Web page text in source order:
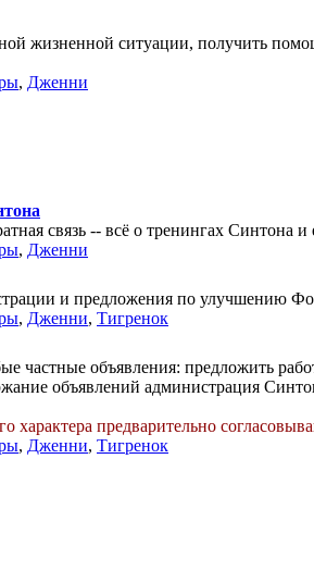
жизненной ситуации, получить
, Дженни
связь -- всё о тренингах Синтона
, Дженни
и предложения по улучшению
, Дженни, Тигренок
частные объявления: предложить
объявлений администрация
характера предварительно
, Дженни, Тигренок